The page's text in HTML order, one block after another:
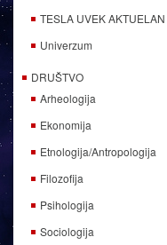
TESLA UVEK AKTUELAN
Univerzum
DRUŠTVO
Arheologija
Ekonomija
Etnologija/Antropologija
Filozofija
Psihologija
Sociologija